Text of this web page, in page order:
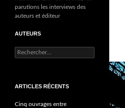
parutions les interviews des
auteurs et éditeur
AUTEURS
R
e
e
c
ARTICLES RÉCENTS
Cinq ouvrages entre